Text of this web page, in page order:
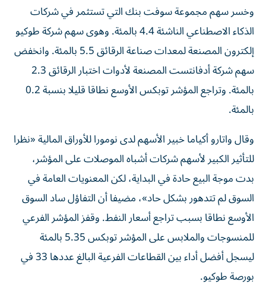
وخسر سهم مجموعة سوفت بنك التي تستثمر في شركات
الذكاء الاصطناعي الناشئة 4.4 بالمئة. وهوى سهم شركة طوكيو
إلكترون المصنعة لمعدات ⁠صناعة الرقائق 5.5 بالمئة. وانخفض
سهم شركة أدفانتست المصنعة لأدوات اختبار الرقائق 2.3
بالمئة. وتراجع المؤشر توبكس الأوسع نطاقا قليلا بنسبة 0.2
بالمئة.
وقال ​واتارو ‌أكياما خبير الأسهم لدى نومورا للأوراق المالية «نظرا
للتأثير الكبير ‌لأسهم شركات أشباه الموصلات على المؤشر،
بدت موجة البيع حادة في البداية، لكن المعنويات العامة في
السوق لم تتدهور بشكل حاد»، مضيفا أن ‌التفاؤل ساد السوق
‌الأوسع نطاقا بسبب تراجع أسعار النفط. وقفز ⁠المؤشر الفرعي
للمنسوجات والملابس على المؤشر توبكس ‌5.35 بالمئة
ليسجل أفضل أداء بين القطاعات الفرعية البالغ عددها 33 في
بورصة طوكيو.